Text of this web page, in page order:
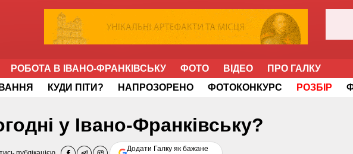
РОБОТА В ІВАНО-ФРАНКІВСЬКУ ФОТО ВІДЕО
ПРО ГАЛКУ
КУДИ ПІТИ? НАПРОЗОРЕНО ФОТОКОНКУРС РОЗБІР
у Івано-Франківську?
Додати Галку як бажане